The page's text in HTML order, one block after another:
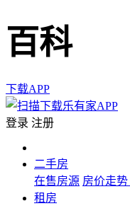
百科
下载APP
登录 注册
二手房
在售房源 房价走势
租房